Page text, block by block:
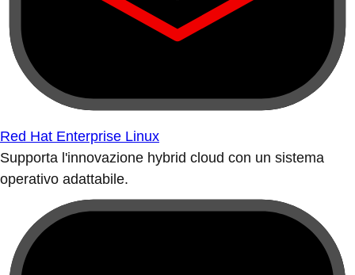
Red Hat Enterprise Linux
Supporta l'innovazione hybrid cloud con un sistema
operativo adattabile.